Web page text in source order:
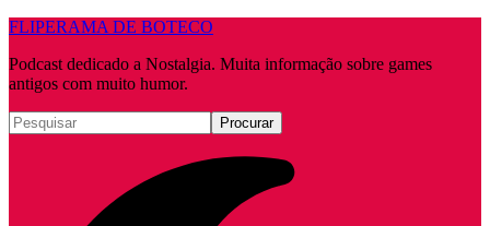
FLIPERAMA DE BOTECO
Podcast dedicado a Nostalgia. Muita informação sobre games
antigos com muito humor.